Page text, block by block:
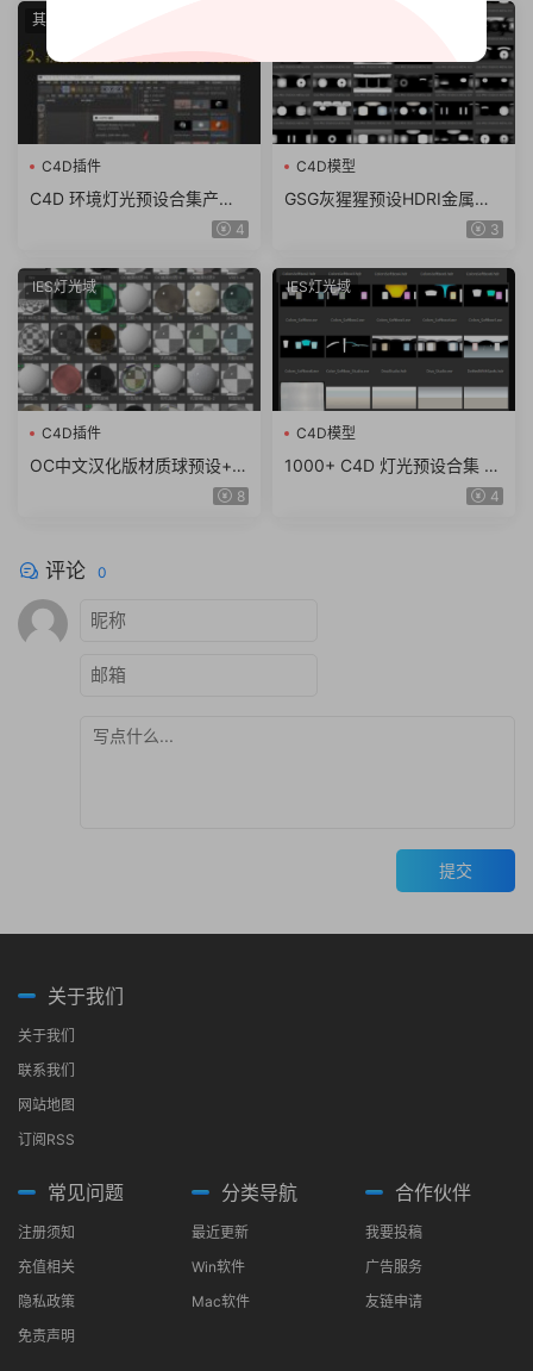
其它预设
C4D插件
C4D 环境灯光预设合集产品
模型场景舞台灯光Lib4d格式4
C4D模型
GSG灰猩猩预设HDRI金属产
品场景渲染 hdr灯光预设 支持
3
IES灯光域
C4D插件
OC中文汉化版材质球预设+h
dr灰猩猩灯光天空预设C4D R
8
IES灯光域
C4D模型
1000+ C4D 灯光预设合集 h
dri中文分类环境场景HDR灯4
评论 0
提交
关于我们
关于我们
联系我们
网站地图
订阅RSS
常见问题
注册须知
充值相关
隐私政策
免责声明
分类导航
最近更新
Win软件
Mac软件
合作伙伴
我要投稿
广告服务
友链申请